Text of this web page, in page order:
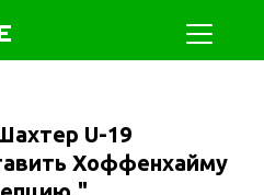
U-19
Хоффенхайму